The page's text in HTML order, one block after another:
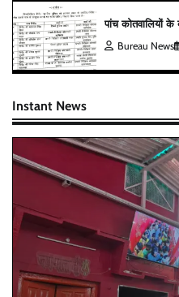
पांच कोतवालियों के
Bureau News
Instant News